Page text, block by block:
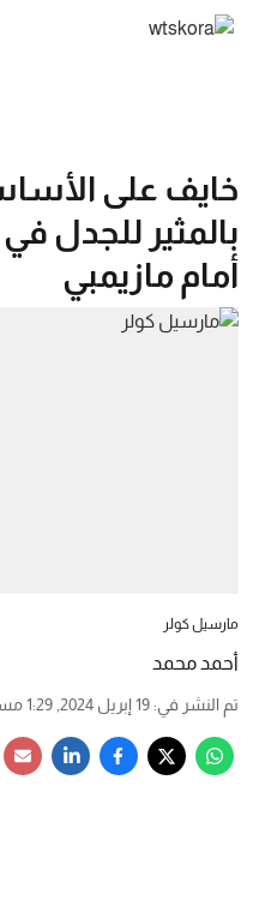
خايف على
بالمثير للجدل
أمام مازيمبي
مارسيل كولر
أحمد محمد
تم النشر في: 19 إبريل 2024, 1:29 مساءً